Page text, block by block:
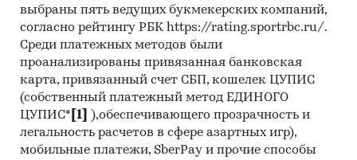
выбраны пять ведущих букмекерских компаний,
согласно рейтингу РБК https://rating.sportrbc.ru/.
Среди платежных методов были
проанализированы привязанная банковская
карта, привязанный счет СБП, кошелек ЦУПИС
(собственный платежный метод ЕДИНОГО
ЦУПИС* [1]
),обеспечивающего прозрачность и
легальность расчетов в сфере азартных игр),
мобильные платежи, SberPay и прочие способы